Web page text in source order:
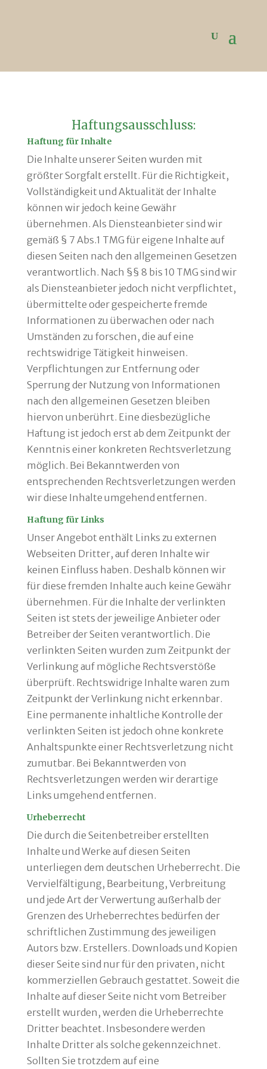
Haftungsausschluss:
Haftung für Inhalte
Die Inhalte unserer Seiten wurden mit
größter Sorgfalt erstellt. Für die Richtigkeit,
Vollständigkeit und Aktualität der Inhalte
können wir jedoch keine Gewähr
übernehmen. Als Diensteanbieter sind wir
gemäß § 7 Abs.1 TMG für eigene Inhalte auf
diesen Seiten nach den allgemeinen Gesetzen
verantwortlich. Nach §§ 8 bis 10 TMG sind wir
als Diensteanbieter jedoch nicht verpflichtet,
übermittelte oder gespeicherte fremde
Informationen zu überwachen oder nach
Umständen zu forschen, die auf eine
rechtswidrige Tätigkeit hinweisen.
Verpflichtungen zur Entfernung oder
Sperrung der Nutzung von Informationen
nach den allgemeinen Gesetzen bleiben
hiervon unberührt. Eine diesbezügliche
Haftung ist jedoch erst ab dem Zeitpunkt der
Kenntnis einer konkreten Rechtsverletzung
möglich. Bei Bekanntwerden von
entsprechenden Rechtsverletzungen werden
wir diese Inhalte umgehend entfernen.
Haftung für Links
Unser Angebot enthält Links zu externen
Webseiten Dritter, auf deren Inhalte wir
keinen Einfluss haben. Deshalb können wir
für diese fremden Inhalte auch keine Gewähr
übernehmen. Für die Inhalte der verlinkten
Seiten ist stets der jeweilige Anbieter oder
Betreiber der Seiten verantwortlich. Die
verlinkten Seiten wurden zum Zeitpunkt der
Verlinkung auf mögliche Rechtsverstöße
überprüft. Rechtswidrige Inhalte waren zum
Zeitpunkt der Verlinkung nicht erkennbar.
Eine permanente inhaltliche Kontrolle der
verlinkten Seiten ist jedoch ohne konkrete
Anhaltspunkte einer Rechtsverletzung nicht
zumutbar. Bei Bekanntwerden von
Rechtsverletzungen werden wir derartige
Links umgehend entfernen.
Urheberrecht
Die durch die Seitenbetreiber erstellten
Inhalte und Werke auf diesen Seiten
unterliegen dem deutschen Urheberrecht. Die
Vervielfältigung, Bearbeitung, Verbreitung
und jede Art der Verwertung außerhalb der
Grenzen des Urheberrechtes bedürfen der
schriftlichen Zustimmung des jeweiligen
Autors bzw. Erstellers. Downloads und Kopien
dieser Seite sind nur für den privaten, nicht
kommerziellen Gebrauch gestattet. Soweit die
Inhalte auf dieser Seite nicht vom Betreiber
erstellt wurden, werden die Urheberrechte
Dritter beachtet. Insbesondere werden
Inhalte Dritter als solche gekennzeichnet.
Sollten Sie trotzdem auf eine